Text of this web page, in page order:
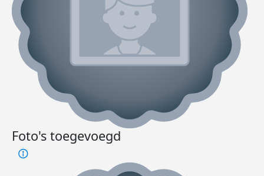
Foto's toegevoegd